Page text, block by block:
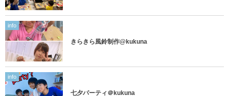
info
きらきら風鈴制作@kukuna
info
七夕パーティ＠kukuna